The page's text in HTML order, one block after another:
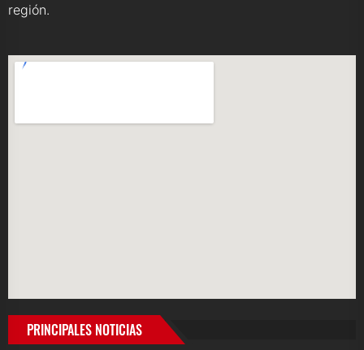
región.
PRINCIPALES NOTICIAS